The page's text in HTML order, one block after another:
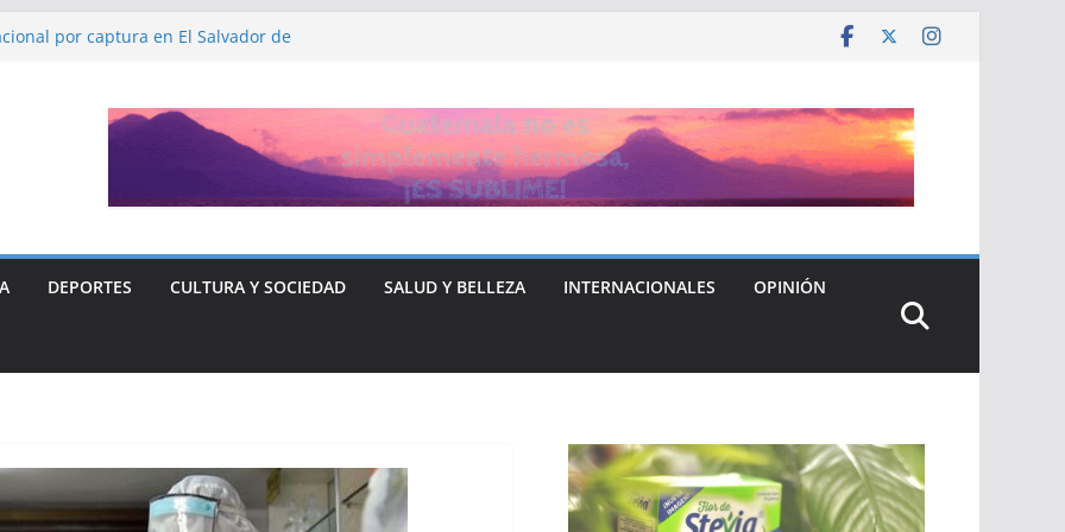
por captura en El Salvador de
y Libre “no quieren entregar el poder” y
ante Donald Trump
de fiscalía que busca investigar a
para el periodista José Rubén Zamora
DEPORTES CULTURA Y SOCIEDAD SALUD Y BELLEZA INTERNACIONALES OPINIÓN